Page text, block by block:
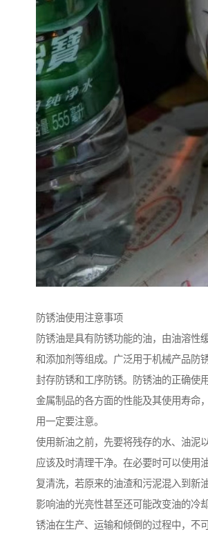
防锈油使用注意事项
防锈油是具有防锈功能的油，由油溶性
和添加剂等组成。广泛用于机械产品防
封存防锈和工序防锈。防锈油的正确使
金属制品的各方面的性能及其使用寿命
用一定要注意。
使用新油之前，先要将残存的水、油泥
应该及时清理干净。在必要时可以使用
复清洗，若原来的油渣和污泥混入到新
影响油的光亮性甚至还可能改变油的冷
锈油在生产、运输和倾倒的过程中，不